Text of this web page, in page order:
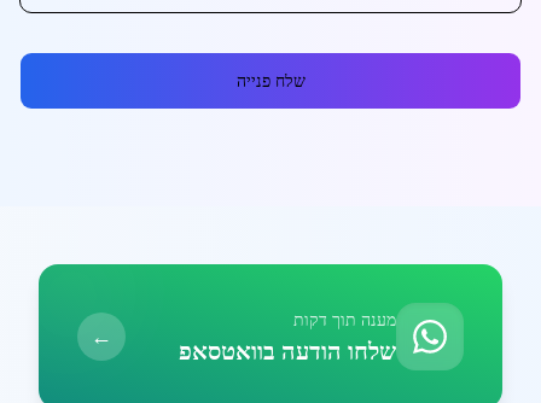
שלח פנייה
מענה תוך דקות
שלחו הודעה בוואטסאפ ←